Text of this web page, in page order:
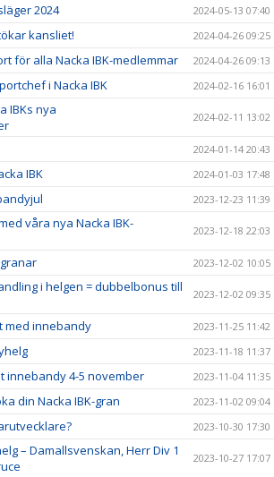
2024 2024-05-13 07:40
kansliet! 2024-04-26 09:25
för alla Nacka IBK-medlemmar 2024-04-26 09:13
i Nacka IBK 2024-02-16 16:01
IBKs nya
2024-02-11 13:02
2024-01-14 20:43
IBK 2024-01-03 17:48
2023-12-23 11:39
våra nya Nacka IBK-
2023-12-18 22:03
2023-12-02 10:05
i helgen = dubbelbonus till
2023-12-02 09:35
med innebandy 2023-11-25 11:42
2023-11-18 11:37
innebandy 4-5 november 2023-11-04 11:35
din Nacka IBK-gran 2023-11-02 09:04
2023-10-30 17:30
– Damallsvenskan, Herr Div 1
2023-10-27 17:07